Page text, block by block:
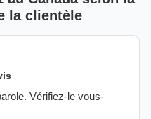
la clientèle
Vérifiez-le vous-